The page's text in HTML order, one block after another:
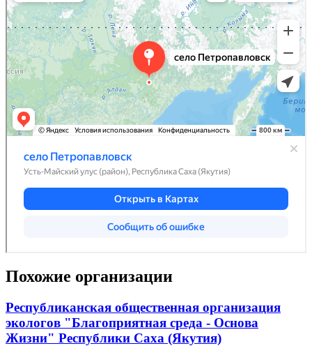
Похожие организации
Республиканская общественная организация
экологов "Благоприятная среда - Основа
Жизни" Республики Саха (Якутия)